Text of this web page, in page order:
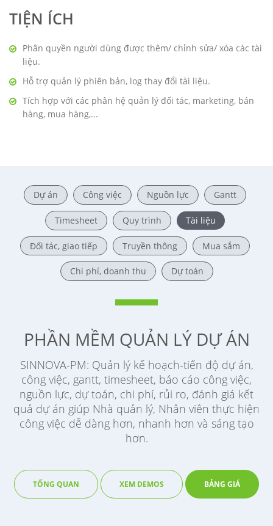
TIỆN ÍCH
Phân quyền người dùng được thêm/ chỉnh sửa/ xóa các tài
liệu.
Hỗ trợ quản lý phiên bản, log thay đổi tài liệu.
Tích hợp với các phân hệ quản lý đối tác, marketing, bán
hàng, mua hàng,...
Dự án Công việc Nguồn lực Gantt
Timesheet Quy trình Tài liệu
Đối tác, giao tiếp Truyền thông Mua sắm
Chi phí, doanh thu Dự toán
PHẦN MỀM QUẢN LÝ DỰ ÁN
SINNOVA-PM: Quản lý kế hoạch-tiến độ dự án,
công việc, gantt, timesheet, báo cáo công việc,
nguồn lực, dự toán, chi phí, rủi ro, đánh giá kết
quả dự án giúp Nhà quản lý, Nhân viên thực hiện
công việc dễ dàng hơn, nhanh hơn và sáng tạo
hơn.
TỔNG QUAN XEM DEMOS BẢNG GIÁ